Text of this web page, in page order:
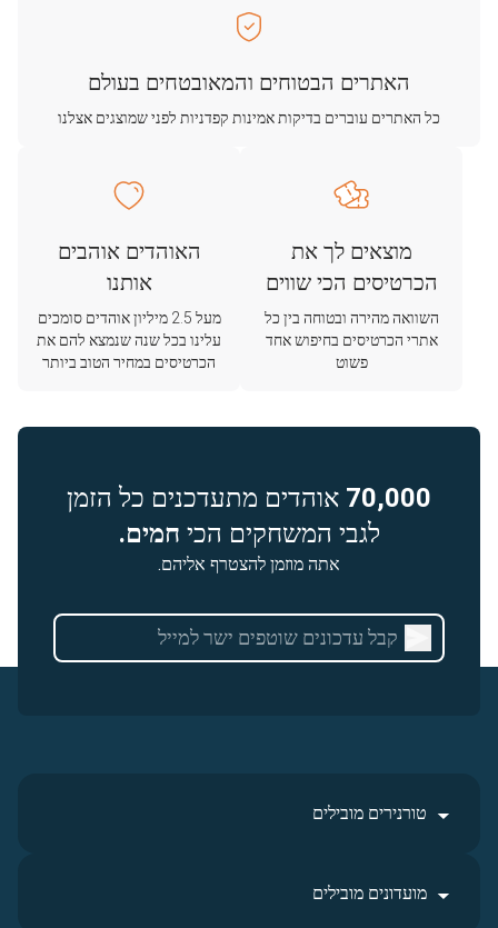
האתרים הבטוחים והמאובטחים בעולם
כל האתרים עוברים בדיקות אמינות קפדניות לפני שמוצגים אצלנו
מוצאים לך את
הכרטיסים הכי שווים
השוואה מהירה ובטוחה בין כל
אתרי הכרטיסים בחיפוש אחד
פשוט
האוהדים אוהבים
אותנו
מעל 2.5 מיליון אוהדים סומכים
עלינו בכל שנה שנמצא להם את
הכרטיסים במחיר הטוב ביותר
70,000 אוהדים מתעדכנים כל הזמן
לגבי המשחקים הכי חמים.
אתה מוזמן להצטרף אליהם.
טורנירים מובילים
מועדונים מובילים